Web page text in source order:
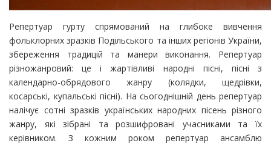
Репертуар гурту спрямований на глибоке вивчення
фольклорних зразків Подільського та інших регіонів України,
збереження традицій та манери виконання. Репертуар
різножанровий: це і жартівливі народні пісні, пісні з
календарно-обрядового жанру (колядки, щедрівки,
косарські, купальські пісні). На сьогоднішній день репертуар
налічує сотні зразків українських народних пісень різного
жанру, які зібрані та розшифровані учасниками та їх
керівником. З кожним роком репертуар ансамблю